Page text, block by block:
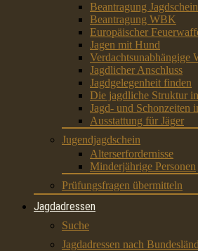
Beantragung Jagdschein
Beantragung WBK
Europäischer
Jagen mit Hund
Verdachtsunabhängige
Jagdlicher Anschluss
Jagdgelegenheit finden
Die jagdliche Struktur
Jagd- und Schonzeiten
Ausstattung für Jäger
Jugendjagdschein
Alterserfordernisse
Minderjährige Personen
Prüfungsfragen übermitteln
Jagdadressen
Suche
Jagdadressen nach